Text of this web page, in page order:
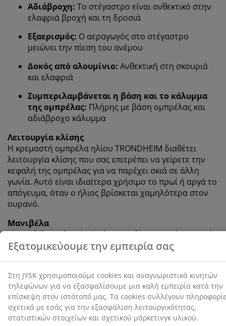
Αδιάβροχη: Το στέγαστρο είναι ανθεκτικό στην
ελαφριά βροχή και τη δροσιά
Εξαερισμός: Ο αεραγωγός στο στέγαστρο
μειώνει την πίεση του ανέμου
Δοκός από αλουμίνιο: Ανθεκτική στη σκουριά
και ελαφριά
Συμπεριλαμβάνεται η βάση και το κάλυμμα
της ομπρέλας: Πλήρης με βάση ομπρέλας και
αδιάβροχο κάλυμμα
Λειτουργία κλίσης
Η κρεμαστή ομπρέλα ηλίου TRONDHEIM διαθέτει
λειτουργία κλίσης που σας επιτρέπει να γείρετε την
κεφαλή της ομπρέλας για να παρέχει σκιά σε άλλη
γωνία. Αυτό είναι ιδιαίτερα χρήσιμο το πρωί ή αργά το
απόγευμα, όταν ο ήλιος βρίσκεται χαμηλότερα στον
ουρανό.
Μανιβέλα
Η μανιβέλα καθιστά εύκολο και αβίαστο το άνοιγμα ή
το κλείσιμο του στέγαστρου. Αυτό μπορεί να είναι
Προστασία UV
Η κρεμαστή ομπρέλα ηλίου διαθέτει στέγαστρο από
πολυεστέρα που προστατεύεται από την υπεριώδη
ακτινοβολία. Αυτό σημαίνει ότι το στέγαστρο μπορεί
να αντέξει την έκθεση στον ήλιο χωρίς να ξεθωριάσει
Εξατομικεύουμε την εμπειρία σας
Στη JYSK χρησιμοποιούμε cookies και αναγνωριστικά
κινητών τηλεφώνων για να εξασφαλίσουμε μια καλή
εμπειρία κατά την επίσκεψη στον ιστότοπό μας. Τα
cookies συλλέγουν πληροφορίες σχετικά με εσάς για
την εξασφάλιση λειτουργικότητας, στατιστικών
στοιχείων και σχετικού μάρκετινγκ υλικού.
Όταν αποδέχεστε τα διαφημιστικά cookies, θα
μοιραστούμε τα δεδομένα περιήγησής σας με
συνεργάτες μάρκετινγκ (π.χ. Google, Meta και TikTok)
για εξατομικευμένες και στατικές διαφημίσεις.
Μπορείτε να διαβάσετε περισσότερα σχετικά με τους
σκοπούς στην ενότητα «Τροποποίηση» και να
επιλέξετε να ανακαλέσετε τη συγκατάθεσή σας
κάνοντας κλικ στο εικονίδιο του cookie. Κάνοντας κλικ
στην επιλογή «Αποδοχή όλων», συναινείτε και στους
τρεις σκοπούς. Διαβάστε περισσότερα σχετικά με τη
συλλογή και την επεξεργασία προσωπικών
δεδομένων και την πολιτική μας για τα cookies.